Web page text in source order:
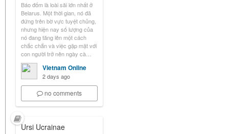
Báo đốm là loài săi lớn nhất ở
Belarus. Một thời gian, nó đã
đứng trên bờ vực tuyệt chủng,
nhưng hiện nay số lượng của
nó đang tăng lên một cách
chắc chắn và việc gặp mặt với
con người trở nên ngày cà…
Vietnam Online
2 days ago
no comments
Ursi Ucrainae